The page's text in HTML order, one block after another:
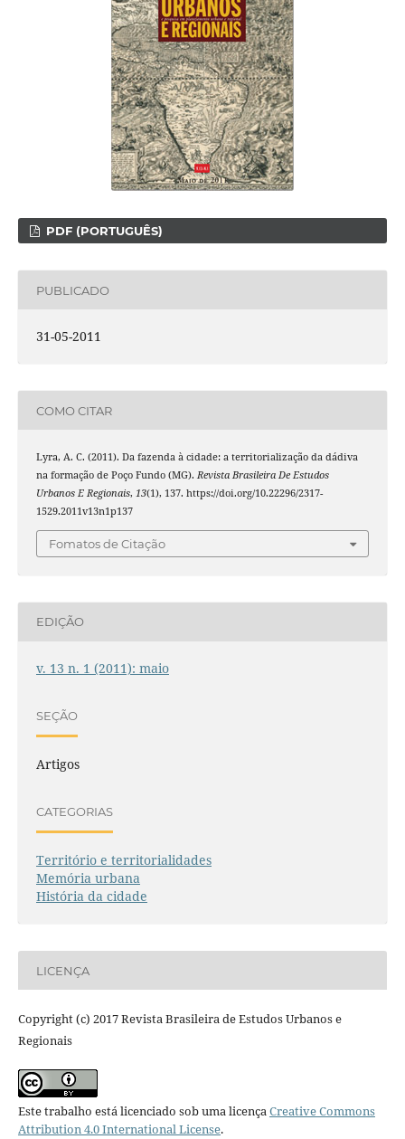
PDF (PORTUGUÊS)
PUBLICADO
31-05-2011
COMO CITAR
Lyra, A. C. (2011). Da fazenda à cidade: a territorialização da dádiva
na formação de Poço Fundo (MG). Revista Brasileira De Estudos
Urbanos E Regionais, 13(1), 137. https://doi.org/10.22296/2317-
1529.2011v13n1p137
Fomatos de Citação
EDIÇÃO
v. 13 n. 1 (2011): maio
SEÇÃO
Artigos
CATEGORIAS
Território e territorialidades
Memória urbana
História da cidade
LICENÇA
Copyright (c) 2017 Revista Brasileira de Estudos Urbanos e
Regionais
Este trabalho está licenciado sob uma licençaCreative Commons
Attribution 4.0 International License.